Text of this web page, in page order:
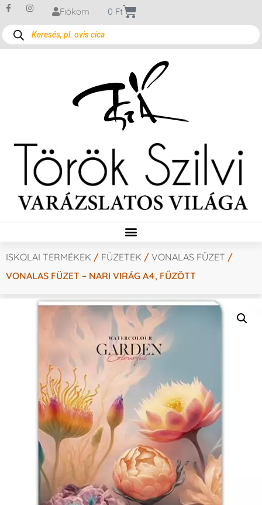
Fiókom 0 Ft
ISKOLAI TERMÉKEK / FÜZETEK / VONALAS FÜZET /
VONALAS FÜZET – NARI VIRÁG A4, FŰZÖTT